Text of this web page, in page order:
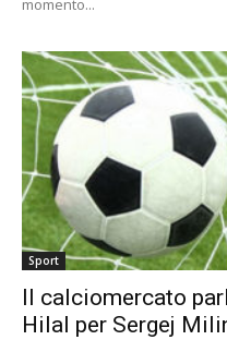
momento...
Sport
Il calciomercato
Hilal per Sergej